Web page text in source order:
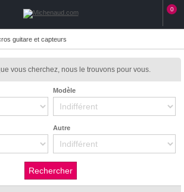
0
guitare et capteurs
vous cherchez, nous le trouvons pour vous.
Modèle
Autre